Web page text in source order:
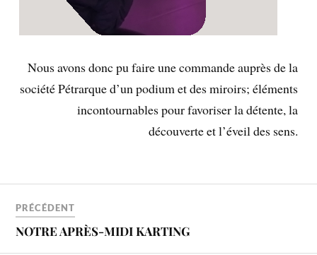
Nous avons donc pu faire une commande auprès de la
société Pétrarque d’un podium et des miroirs; éléments
incontournables pour favoriser la détente, la
découverte et l’éveil des sens.
PRÉCÉDENT
NOTRE APRÈS-MIDI KARTING